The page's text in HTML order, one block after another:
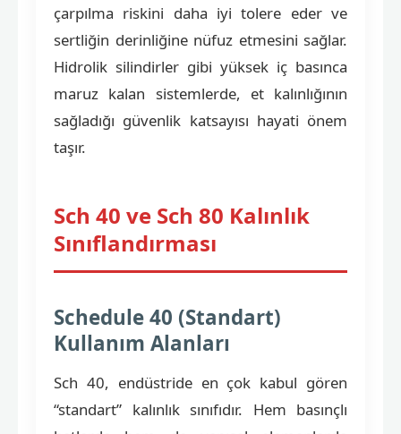
çarpılma riskini daha iyi tolere eder ve
sertliğin derinliğine nüfuz etmesini sağlar.
Hidrolik silindirler gibi yüksek iç basınca
maruz kalan sistemlerde, et kalınlığının
sağladığı güvenlik katsayısı hayati önem
taşır.
Sch 40 ve Sch 80 Kalınlık
Sınıflandırması
Schedule 40 (Standart)
Kullanım Alanları
Sch 40, endüstride en çok kabul gören
“standart” kalınlık sınıfıdır. Hem basınçlı